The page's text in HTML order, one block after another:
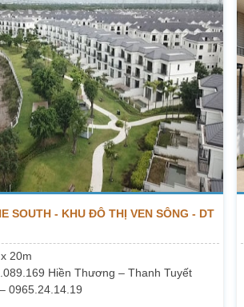
SOUTH - KHU ĐÔ THỊ VEN SÔNG - DT
20m
Hiền Thương – Thanh Tuyết
0965.24.14.19